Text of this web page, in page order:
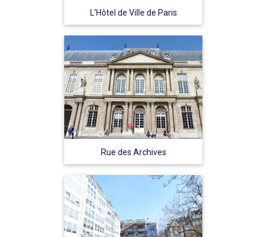
L'Hôtel de Ville de Paris
Rue des Archives